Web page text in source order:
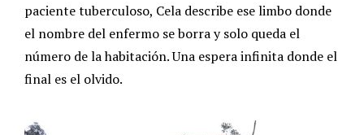
paciente tuberculoso, Cela describe ese limbo donde
el nombre del enfermo se borra y solo queda el
número de la habitación. Una espera infinita donde el
final es el olvido.